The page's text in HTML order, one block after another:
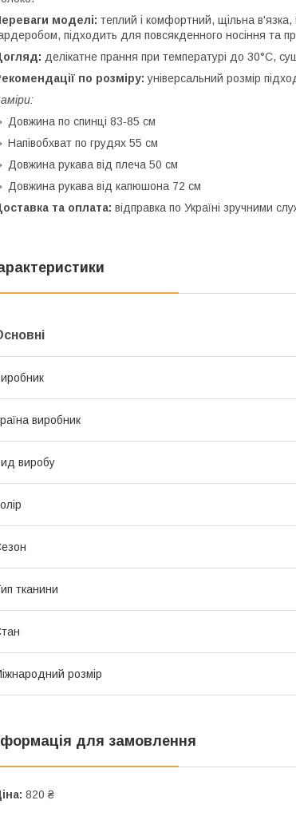
моделі: теплий і комфортний, щільна в'язка,
підходить для повсякденного носіння та
делікатне прання при температурі до 30°C,
по розміру: універсальний розмір
Довжина по спинці 83-85 см
Напівобхват по грудях 55 см
Довжина рукава від плеча 50 см
Довжина рукава від капюшона 72 см
та оплата: відправка по Україні зручними
виробник
виробу
тканини
розмір
для замовлення
820 ₴